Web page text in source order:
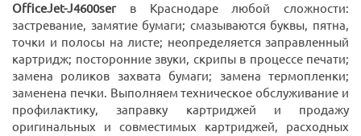
OfficeJet-J4600serв Краснодаре любой сложности:
застревание, замятие бумаги; смазываются буквы, пятна,
точки и полосы на листе; неопределяется заправленный
картридж; посторонние звуки, скрипы в процессе печати;
замена роликов захвата бумаги; замена термопленки;
заменена печки. Выполняем техническое обслуживание и
профилактику, заправку картриджей и продажу
оригинальных и совместимых картриджей, расходных